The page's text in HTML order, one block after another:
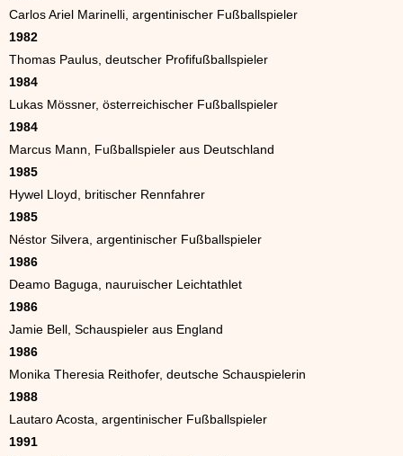
Carlos Ariel Marinelli, argentinischer Fußballspieler
1982
Thomas Paulus, deutscher Profifußballspieler
1984
Lukas Mössner, österreichischer Fußballspieler
1984
Marcus Mann, Fußballspieler aus Deutschland
1985
Hywel Lloyd, britischer Rennfahrer
1985
Néstor Silvera, argentinischer Fußballspieler
1986
Deamo Baguga, nauruischer Leichtathlet
1986
Jamie Bell, Schauspieler aus England
1986
Monika Theresia Reithofer, deutsche Schauspielerin
1988
Lautaro Acosta, argentinischer Fußballspieler
1991